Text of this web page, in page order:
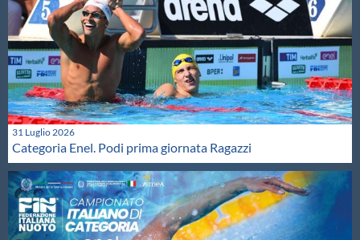
31 Luglio 2026
Categoria Enel. Podi prima giornata Ragazzi